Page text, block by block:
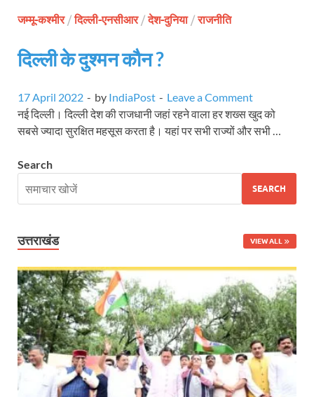
जम्मू-कश्मीर/दिल्ली-एनसीआर/देश-दुनिया/राजनीति
दिल्ली के दुश्मन कौन ?
17 April 2022 - by IndiaPost - Leave a Comment
नई दिल्ली। दिल्ली देश की राजधानी जहां रहने वाला हर शख्स खुद को
सबसे ज्यादा सुरक्षित महसूस करता है। यहां पर सभी राज्यों और सभी …
Search
SEARCH
उत्तराखंड VIEW ALL